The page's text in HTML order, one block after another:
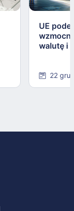
UE
walutę i
22